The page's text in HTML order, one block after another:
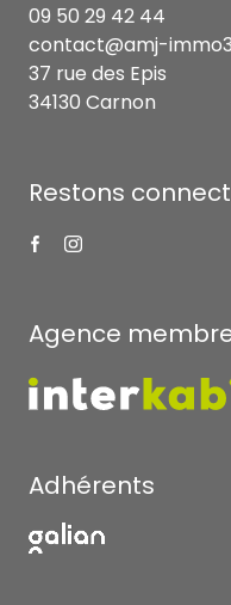
09 50 29 42 44
contact@amj-
37 rue des Epis
34130 Carnon
Restons
Agence
Adhérents